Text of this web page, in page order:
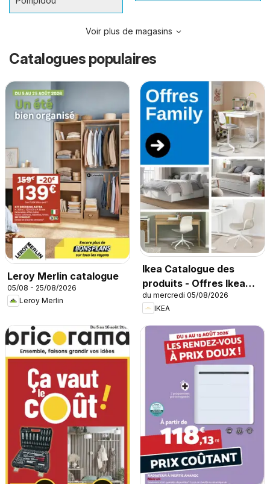
Voir plus de magasins
Catalogues populaires
Leroy Merlin catalogue
05/08 - 25/08/2026
Leroy Merlin
Ikea Catalogue des
produits - Offres Ikea
Family
du mercredi 05/08/2026
IKEA